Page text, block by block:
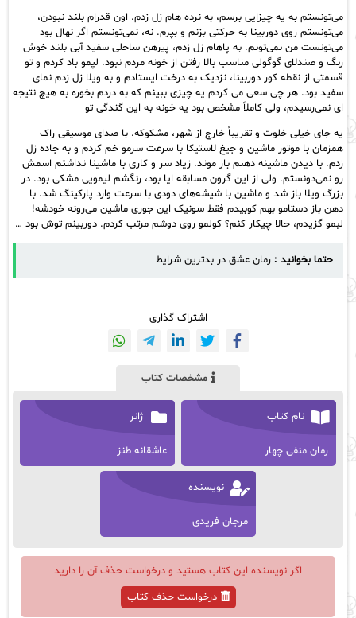
می‌تونستم به یه چیزایی برسم، به نرده هام زل زدم. اون قدرام بلند نبودن،
می‌تونستم روی دوربینا به حرکتی بزنم و بپرم. نه، نمی‌تونستم اگر نهال بود
می‌تونست من نمی‌تونم. به پاهام زل زدم، پیرهن ساحلی سفید آبی بلند خوش
رنگ و صندلای گوگولی مناسب بالا رفتن از خونه مردم نبود. لپمو باد کردم و تو
قسمتی از نقطه کور دوربینا، نزدیک به درخت ایستادم و به ویلا زل زدم نمای
سفید بود. هر چی سعی می کردم یه چیزی ببینم که به دردم بخوره به هیچ نتیجه
ای نمی‌رسیدم، ولی کاملاً مشخص بود یه خونه به این گندگی تو
یه جای خیلی خلوت و تقریباً خارج از شهر، مشکوکه. با صدای موسیقی راک
همزمان با موتور ماشین و جیغ لاستیکا با سرعت سرمو خم کردم و به جاده زل
زدم. با دیدن ماشینه دهنم باز موند. زیاد سر و کاری با ماشینا نداشتم اسمش
رو نمی‌دونستم. ولی از این گرون مسابقه ایا بود، رنگشم لیمویی مشکی بود. در
بزرگ ویلا باز شد و ماشین با شیشه‌های دودی با سرعت وارد پارکینگ شد. با
دهن باز دستامو بهم کوبیدم فقط سونیک این جوری ماشین می‌رونه خودشه!
لبمو گزیدم، حالا چیکار کنم؟ کولمو روی دوشم مرتب کردم. دوربینم توش بود …
حتما بخوانید : رمان عشق در بدترین شرایط
اشتراک گذاری
مشخصات کتاب
نام کتاب
رمان منفی چهار
ژانر
عاشقانه طنز
نویسنده
مرجان فریدی
اگر نویسنده این کتاب هستید و درخواست حذف آن را دارید
درخواست حذف کتاب